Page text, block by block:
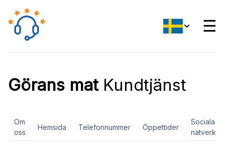
☰
Görans matKundtjänst
Om
oss
Hemsida Telefonnummer Öppettider
Sociala
nätverk